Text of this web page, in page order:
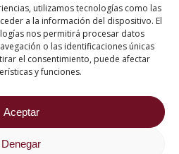
utilizamos tecnologías como las
a la información del dispositivo. El
nos permitirá procesar datos
o las identificaciones únicas
el consentimiento, puede afectar
y funciones.
Aceptar
Denegar
por
Abiertos de Hostelería